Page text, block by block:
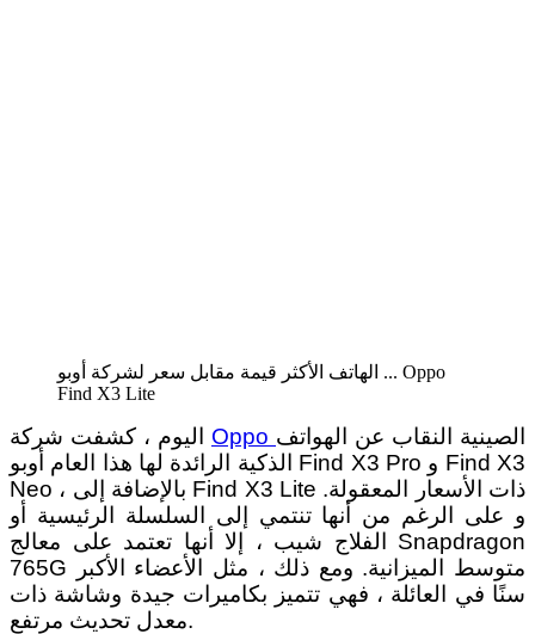
الهاتف الأكثر قيمة مقابل سعر لشركة أوبو ... Oppo
Find X3 Lite
Oppo الصينية النقاب عن الهواتف
الذكية الرائدة لها هذا العام أوبو Find X3 Pro و Find X3
Neo ، بالإضافة إلى Find X3 Lite ذات الأسعار المعقولة.
و على الرغم من أنها تنتمي إلى السلسلة الرئيسية أو
الفلاج شيب ، إلا أنها تعتمد على معالج Snapdragon
765G متوسط ​​الميزانية. ومع ذلك ، مثل الأعضاء الأكبر
سنًا في العائلة ، فهي تتميز بكاميرات جيدة وشاشة ذات
معدل تحديث مرتفع.